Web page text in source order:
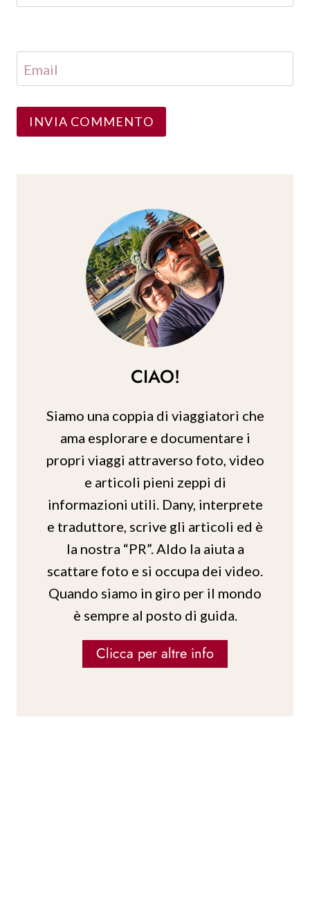
Email
CIAO!
Siamo una coppia di viaggiatori che
ama esplorare e documentare i
propri viaggi attraverso foto, video
e articoli pieni zeppi di
informazioni utili. Dany, interprete
e traduttore, scrive gli articoli ed è
la nostra “PR”. Aldo la aiuta a
scattare foto e si occupa dei video.
Quando siamo in giro per il mondo
è sempre al posto di guida.
Clicca per altre info